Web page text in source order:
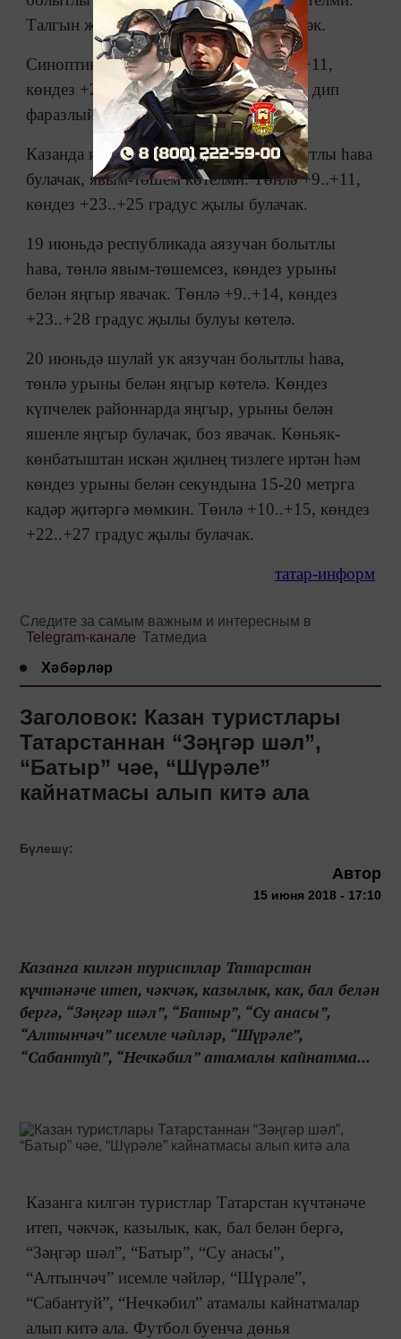
Талгын җил төньяк-көнбатыштан исәчәк.
Синоптиклар республикада төнлә +6..+11,
көндез +21..+26 градус җылы булачак, дип
фаразлый.
Казанда иртәгә шулай ук аязучан болытлы һава
булачак, явым-төшем көтелми. Төнлә +9..+11,
көндез +23..+25 градус җылы булачак.
19 июньдә республикада аязучан болытлы
һава, төнлә явым-төшемсез, көндез урыны
белән яңгыр явачак. Төнлә +9..+14, көндез
+23..+28 градус җылы булуы көтелә.
20 июньдә шулай ук аязучан болытлы һава,
төнлә урыны белән яңгыр көтелә. Көндез
күпчелек районнарда яңгыр, урыны белән
яшенле яңгыр булачак, боз явачак. Көньяк-
көнбатыштан искән җилнең тизлеге иртән һәм
көндез урыны белән секундына 15-20 метрга
кадәр җитәргә мөмкин. Төнлә +10..+15, көндез
+22..+27 градус җылы булачак.
татар-информ
Следите за самым важным и интересным в
Telegram-канале Татмедиа
Хәбәрләр
Заголовок: Казан туристлары
Татарстаннан “Зәңгәр шәл”,
“Батыр” чәе, “Шүрәле”
кайнатмасы алып китә ала
Бүлешү:
Автор
15 июня 2018 - 17:10
Казанга килгән туристлар Татарстан
күчтәнәче итеп, чәкчәк, казылык, как, бал белән
бергә, “Зәңгәр шәл”, “Батыр”, “Су анасы”,
“Алтынчәч” исемле чәйләр, “Шүрәле”,
“Сабантуй”, “Нечкәбил” атамалы кайнатма...
Казанга килгән туристлар Татарстан күчтәнәче
итеп, чәкчәк, казылык, как, бал белән бергә,
“Зәңгәр шәл”, “Батыр”, “Су анасы”,
“Алтынчәч” исемле чәйләр, “Шүрәле”,
“Сабантуй”, “Нечкәбил” атамалы кайнатмалар
алып китә ала. Футбол буенча дөнья